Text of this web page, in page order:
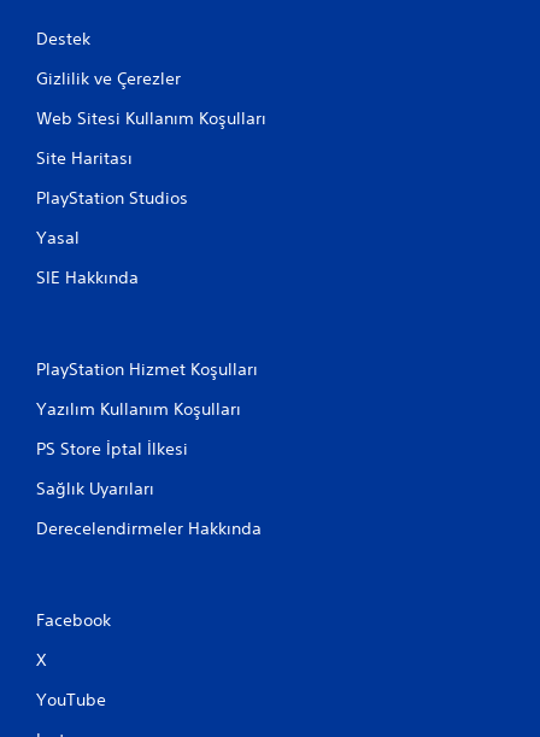
Destek
Gizlilik ve Çerezler
Web Sitesi Kullanım Koşulları
Site Haritası
PlayStation Studios
Yasal
SIE Hakkında
PlayStation Hizmet Koşulları
Yazılım Kullanım Koşulları
PS Store İptal İlkesi
Sağlık Uyarıları
Derecelendirmeler Hakkında
Facebook
X
YouTube